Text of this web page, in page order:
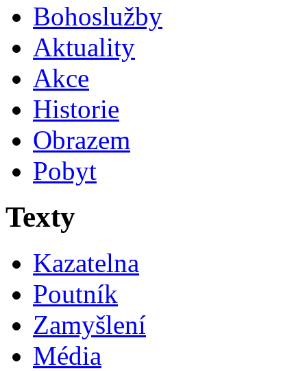
Bohoslužby
Aktuality
Akce
Historie
Obrazem
Pobyt
Texty
Kazatelna
Poutník
Zamyšlení
Média